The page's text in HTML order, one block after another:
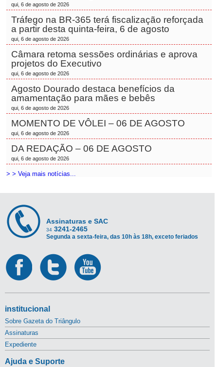
qui, 6 de agosto de 2026
Tráfego na BR-365 terá fiscalização reforçada
a partir desta quinta-feira, 6 de agosto
qui, 6 de agosto de 2026
Câmara retoma sessões ordinárias e aprova
projetos do Executivo
qui, 6 de agosto de 2026
Agosto Dourado destaca benefícios da
amamentação para mães e bebês
qui, 6 de agosto de 2026
MOMENTO DE VÔLEI – 06 DE AGOSTO
qui, 6 de agosto de 2026
DA REDAÇÃO – 06 DE AGOSTO
qui, 6 de agosto de 2026
> > Veja mais notícias...
Assinaturas e SAC
34 3241-2465
Segunda a sexta-feira, das 10h às 18h, exceto feriados
institucional
Sobre Gazeta do Triângulo
Assinaturas
Expediente
Ajuda e Suporte